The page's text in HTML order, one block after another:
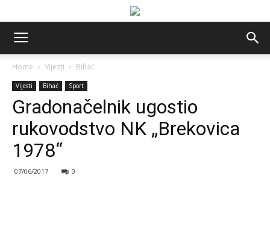
Home Vijesti Bihać
Vijesti Bihać Sport
Gradonačelnik ugostio
rukovodstvo NK „Brekovica
1978“
07/06/2017 0